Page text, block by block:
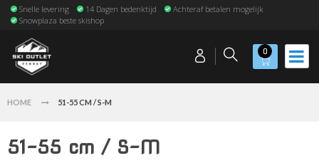
Snelle levering 14 Dagen bedenktijd
Achteraf betalen mogelijk
Snowplaza beste skishop
0
HOME 51-55 CM / S-M
51-55 cm / S-M